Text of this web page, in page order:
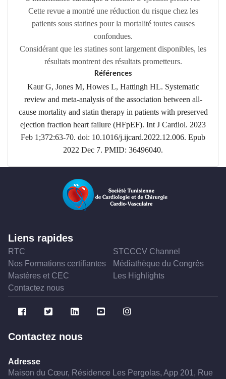
Cette revue a montré une réduction du risque chez les
patients sous statines pour la mortalité toutes causes
confondues.
Considérant que les statines sont largement disponibles, les
résultats montrent des résultats prometteurs.
Références
Kaur G, Jones M, Howes L, Hattingh HL. Systematic
review and meta-analysis of the association between all-
cause mortality and statin therapy in patients with preserved
ejection fraction heart failure (HFpEF). Int J Cardiol. 2023
Feb 1;372:63-70. doi: 10.1016/j.ijcard.2022.12.006. Epub
2022 Dec 7. PMID: 36496040.
Liens rapides
RTC
STCCCV Channel
Nos Formations certifiantes
Médiathèque du Congrès
Mastères et CEC
Les Highlights
Contactez nous
Contactez nous
Adresse
Maison du Cœur, Résidence Les Pergolas, App 201, Rue